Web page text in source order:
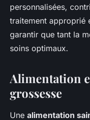
personnalisées,
traitement approprié
garantir que tant la
soins optimaux.
Alimentation
grossesse
Une alimentation